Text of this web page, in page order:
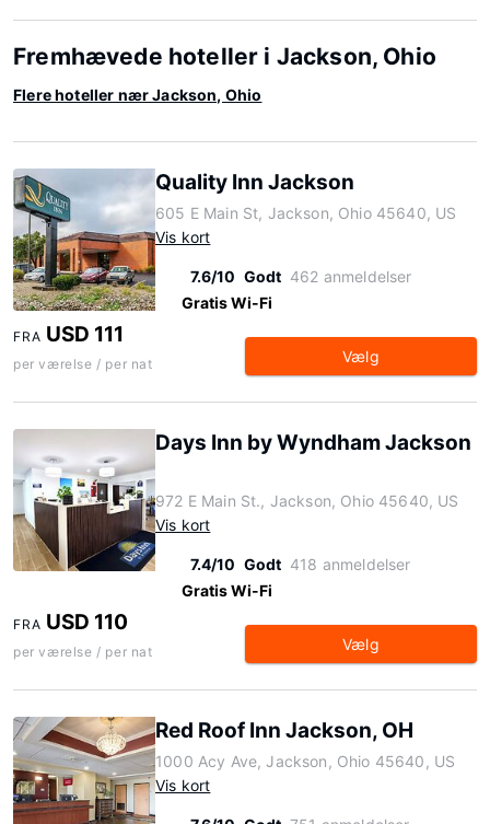
Fremhævede hoteller i Jackson, Ohio
Flere hoteller nær Jackson, Ohio
Quality Inn Jackson
605 E Main St, Jackson, Ohio 45640, US
Vis kort
7.6/10 Godt 462 anmeldelser
Gratis Wi-Fi
FRA USD 111
per værelse / per nat Vælg
Days Inn by Wyndham Jackson
972 E Main St., Jackson, Ohio 45640, US
Vis kort
7.4/10 Godt 418 anmeldelser
Gratis Wi-Fi
FRA USD 110
per værelse / per nat Vælg
Red Roof Inn Jackson, OH
1000 Acy Ave, Jackson, Ohio 45640, US
Vis kort